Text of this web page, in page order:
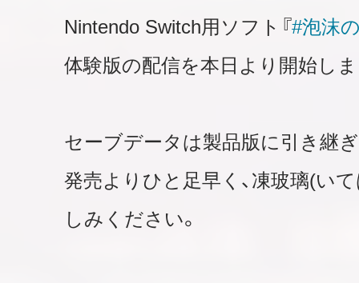
Nintendo Switch用ソフト『#泡沫
体験版の配信を本日より開始しま
セーブデータは製品版に引き継
発売よりひと足早く、凍玻璃(い
しみください。